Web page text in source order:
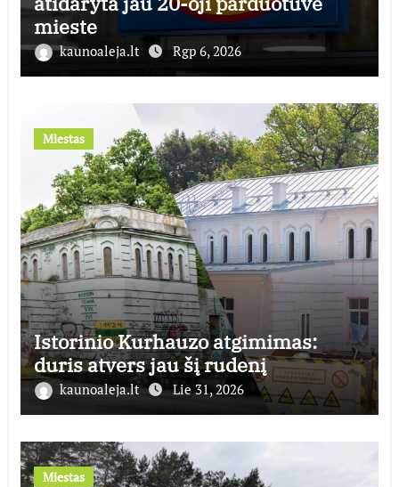
mieste
kaunoaleja.lt Rgp 6, 2026
Miestas
Istorinio Kurhauzo atgimimas:
duris atvers jau šį rudenį
kaunoaleja.lt Lie 31, 2026
Miestas